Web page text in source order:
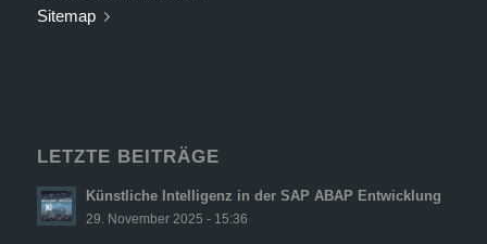
Sitemap
LETZTE BEITRÄGE
Künstliche Intelligenz in der SAP ABAP Entwicklung
29. November 2025 - 15:36